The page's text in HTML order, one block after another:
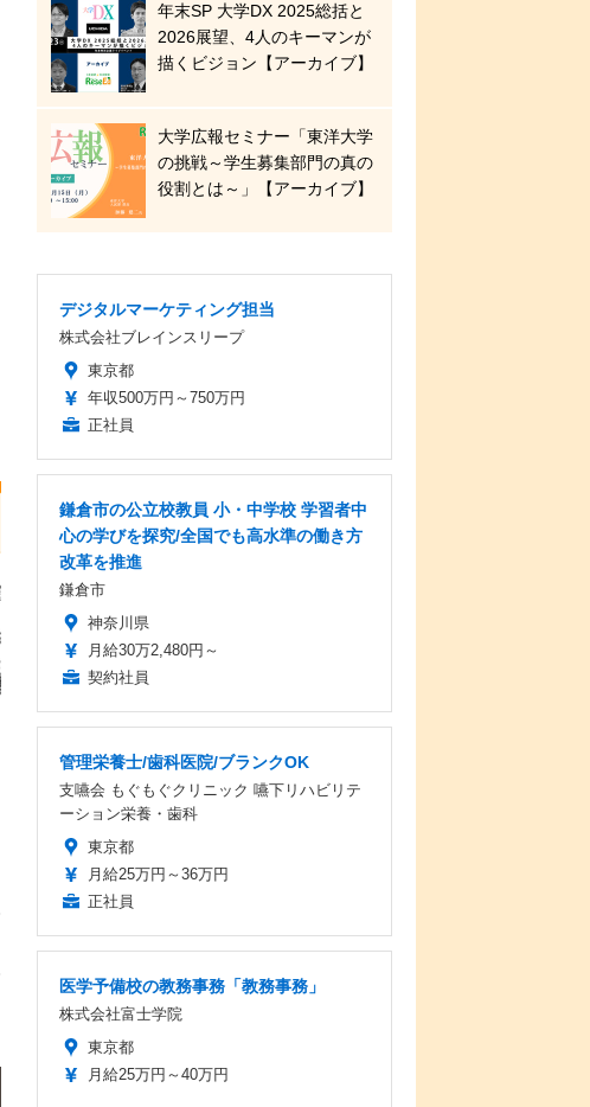
年末SP 大学DX 2025総括と
2026展望、4人のキーマンが
描くビジョン【アーカイブ】
大学広報セミナー「東洋大学
の挑戦～学生募集部門の真の
役割とは～」【アーカイブ】
デジタルマーケティング担当
株式会社ブレインスリープ
東京都
年収500万円～750万円
正社員
鎌倉市の公立校教員 小・中学校 学習者中
心の学びを探究/全国でも高水準の働き方
改革を推進
鎌倉市
神奈川県
月給30万2,480円～
契約社員
管理栄養士/歯科医院/ブランクOK
支嚥会 もぐもぐクリニック 嚥下リハビリテ
ーション栄養・歯科
東京都
月給25万円～36万円
正社員
医学予備校の教務事務「教務事務」
株式会社富士学院
東京都
月給25万円～40万円